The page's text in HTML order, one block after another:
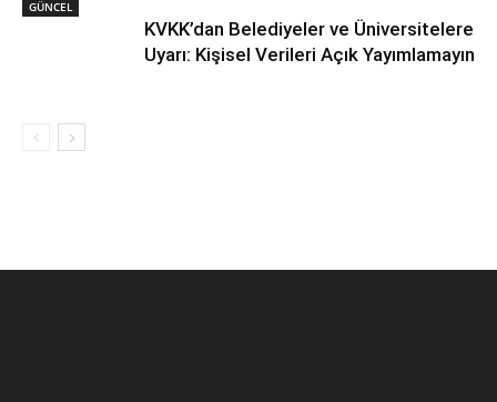
GÜNCEL
KVKK’dan Belediyeler ve Üniversitelere
Uyarı: Kişisel Verileri Açık Yayımlamayın